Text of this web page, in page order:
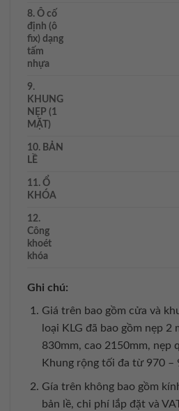
8. Ô cố
định (ô
fix) dạng
tấm
nhựa
9.
KHUNG
NẸP (1
MẶT)
10. BẢN
LỀ
11. Ổ
KHÓA
12.
Công
khoét
khóa
Ghi chú:
Giá trên bao gồm cửa và
loại KLG đã bao gồm nẹp 2
830mm, cao 2150mm, nẹp
Khung rộng tối đa từ 970 –
Gía trên không bao gồm
bản lề, chi phí lắp đặt và